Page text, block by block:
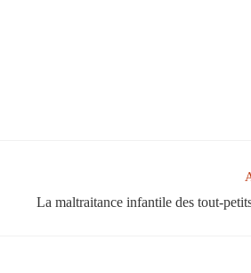
La maltraitance infantile des tout-